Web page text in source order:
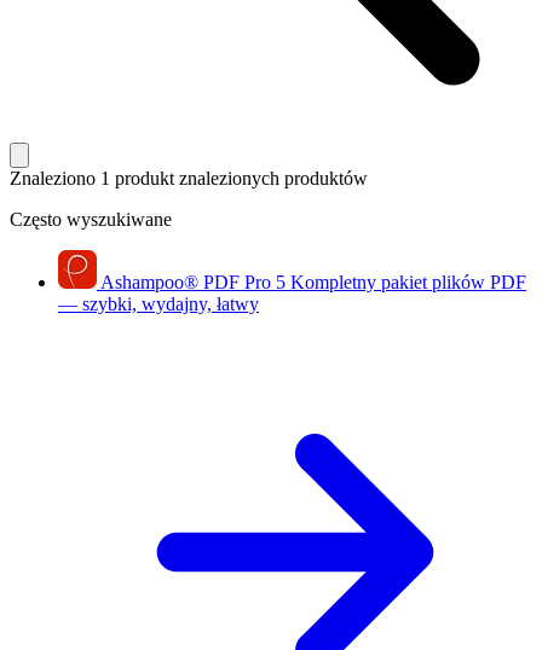
Znaleziono 1 produkt znalezionych produktów
Często wyszukiwane
Ashampoo® PDF Pro 5 Kompletny pakiet plików PDF
— szybki, wydajny, łatwy